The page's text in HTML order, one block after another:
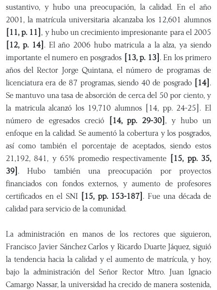
sustantivo, y hubo una preocupación, la calidad. En el año
2001, la matrícula universitaria alcanzaba los 12,601 alumnos
[11, p. 11], y hubo un crecimiento impresionante para el 2005
[12, p. 14] . El año 2006 hubo matricula a la alza, ya siendo
importante el numero en posgrados
[13, p. 13] . En los primero
años del Rector Jorge Quintana, el número de programas de
licenciatura era de 87 programas, siendo 40 de posgrado
[14] .
Se mantuvo una tasa de absorción de cerca del 50 por ciento, y
la matricula alcanzó los 19,710 alumnos [14, pp. 24-25]. El
número de egresados creció
[14, pp. 29-30], y hubo un
enfoque en la calidad. Se aumentó la cobertura y los posgrados,
así como también el porcentaje de aceptados, siendo estos
21,192, 841, y 65% promedio respectivamente
[15, pp. 35,
39] . Hubo también una preocupación por proyectos
financiados con fondos externos, y aumento de profesores
certificados en el SNI
[15, pp. 153-187] . Fue una década de
calidad para servicio de la comunidad.
La administración en manos de los rectores que siguieron,
Francisco Javier Sánchez Carlos y Ricardo Duarte Jáquez, siguió
la tendencia hacia la calidad y el aumento de matrícula, y hoy,
bajo la administración del Señor Rector Mtro. Juan Ignacio
Camargo Nassar, la universidad ha crecido de manera sostenida,